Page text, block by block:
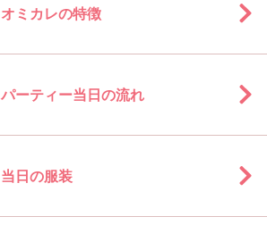
オミカレの特徴
パーティー当日の流れ
当日の服装